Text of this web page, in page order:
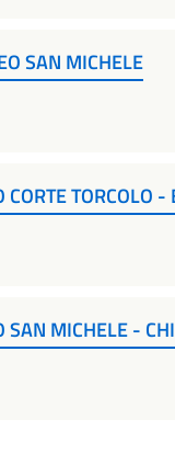
SAN MICHELE
TORCOLO -
MICHELE -